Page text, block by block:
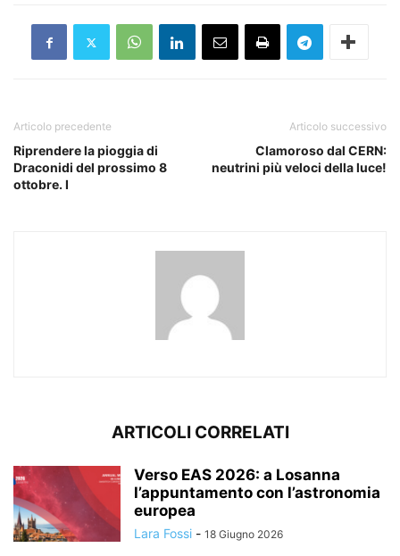
Articolo precedente
Riprendere la pioggia di
Draconidi del prossimo 8
ottobre. I
Articolo successivo
Clamoroso dal CERN:
neutrini più veloci della luce!
ARTICOLI CORRELATI
Verso EAS 2026: a Losanna
l’appuntamento con l’astronomia
europea
Lara Fossi - 18 Giugno 2026